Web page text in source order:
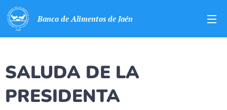
Banco de Alimentos de Jaén
SALUDA DE LA
PRESIDENTA